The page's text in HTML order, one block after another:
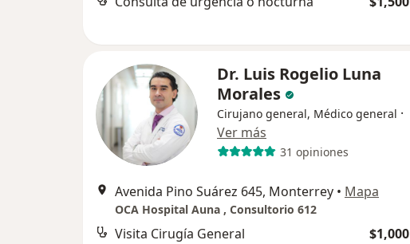
Dr. Luis Rogelio Luna
Morales
Cirujano general, Médico general ·
Ver más
31 opiniones
Avenida Pino Suárez 645, Monterrey • Mapa
OCA Hospital Auna , Consultorio 612
Visita Cirugía General $1,000